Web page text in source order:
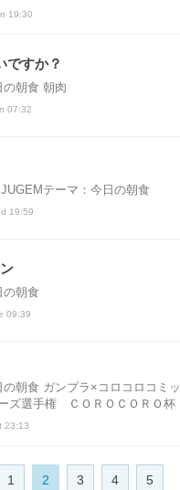
19:30
ですか？
朝食 朝肉
07:32
テーマ：今日の朝食
19:59
の朝食
09:39
朝食 ガンプラ×コロコロコミッ
ズ選手権 ＣＯＲＯＣＯＲＯ杯
23:13
1 2 3 4 5